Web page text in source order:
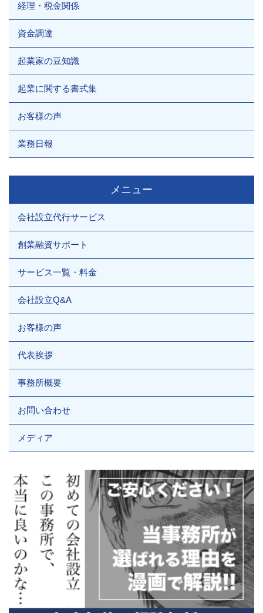
経理・税金関係
資金調達
起業家の豆知識
起業に関する書式集
お客様の声
業務日報
メニュー
会社設立代行サービス
創業融資サポート
サービス一覧・料金
会社設立Q&A
お客様の声
代表挨拶
事務所概要
お問い合わせ
メディア